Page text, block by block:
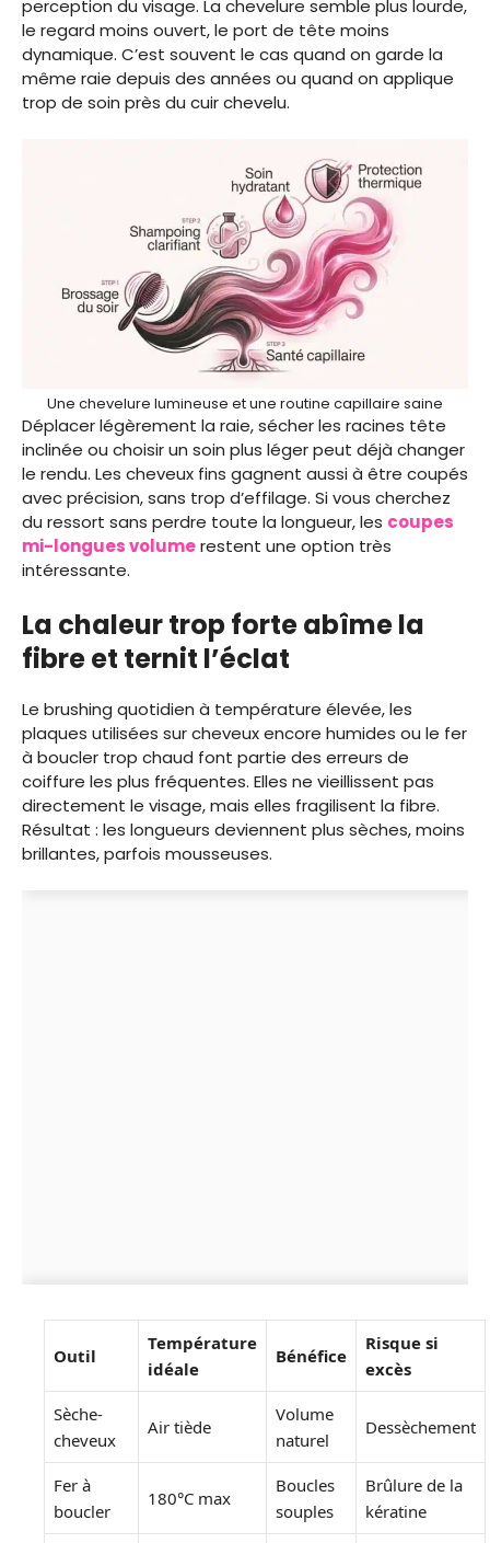
perception du visage. La chevelure semble plus lourde,
le regard moins ouvert, le port de tête moins
dynamique. C’est souvent le cas quand on garde la
même raie depuis des années ou quand on applique
trop de soin près du cuir chevelu.
Une chevelure lumineuse et une routine capillaire saine
Déplacer légèrement la raie, sécher les racines tête
inclinée ou choisir un soin plus léger peut déjà changer
le rendu. Les cheveux fins gagnent aussi à être coupés
avec précision, sans trop d’effilage. Si vous cherchez
du ressort sans perdre toute la longueur, les coupes
mi-longues volumerestent une option très
intéressante.
La chaleur trop forte abîme la
fibre et ternit l’éclat
Le brushing quotidien à température élevée, les
plaques utilisées sur cheveux encore humides ou le fer
à boucler trop chaud font partie des erreurs de
coiffure les plus fréquentes. Elles ne vieillissent pas
directement le visage, mais elles fragilisent la fibre.
Résultat : les longueurs deviennent plus sèches, moins
brillantes, parfois mousseuses.
Outil
Température
idéale
Bénéfice
Risque si
excès
Sèche-
cheveux
Air tiède
Volume
naturel
Dessèchement
Fer à
boucler
180°C max
Boucles
souples
Brûlure de la
kératine